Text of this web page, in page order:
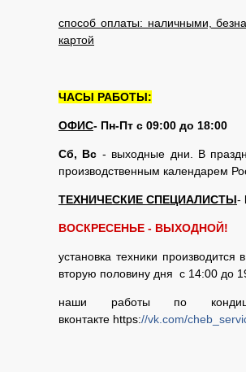
способ оплаты: наличными,
картой
ЧАСЫ РАБОТЫ:
ОФИС- Пн-Пт с 09:00 до 18:00
Сб, Вс - выходные дни. В
производственным календарем
ТЕХНИЧЕСКИЕ СПЕЦИАЛИСТЫ-
ВОСКРЕСЕНЬЕ - ВЫХОДНОЙ!
установка техники
вторую половину дня с 14:00 до
наши работы по
вконтакте https://vk.com/